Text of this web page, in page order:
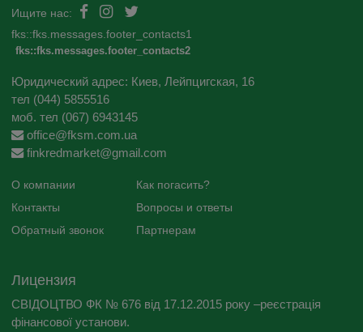
Ищите нас:
fks::fks.messages.footer_contacts1
fks::fks.messages.footer_contacts2
Юридический адрес: Киев, Лейпцигская, 16
тел (044) 5855516
моб. тел (067) 6943145
office@fksm.com.ua
finkredmarket@gmail.com
О компании
Контакты
Обратный звонок
Как погасить?
Вопросы и ответы
Партнерам
Лицензия
СВІДОЦТВО ФК № 676 від 17.12.2015 року –реєстрація
фінансової установи.